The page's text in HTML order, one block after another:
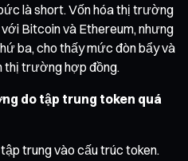
là short. Vốn hóa thị trường
Bitcoin và Ethereum, nhưng
ba, cho thấy mức đòn bẩy và
trường hợp đồng.
do tập trung token quá
trung vào cấu trúc token.